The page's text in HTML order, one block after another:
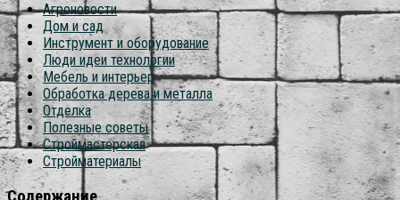
Агроновости
Дом и сад
Инструмент и оборудование
Люди идеи технологии
Мебель и интерьер
Обработка дерева и металла
Отделка
Полезные советы
Строймастерская
Стройматериалы